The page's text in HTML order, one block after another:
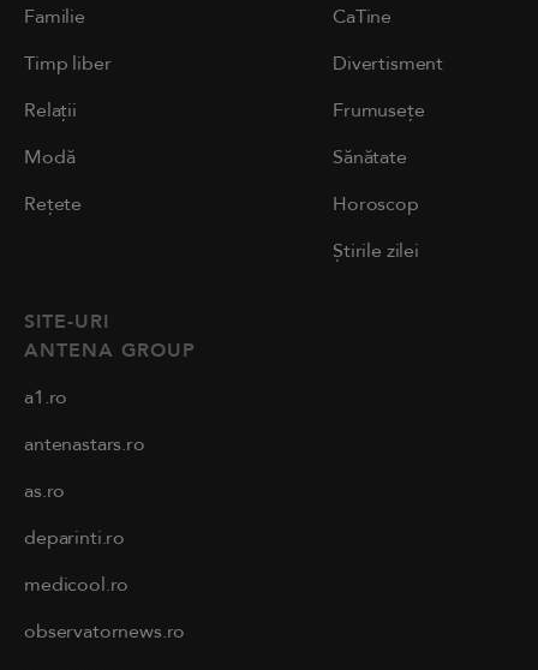
Familie
Timp liber
Relații
Modă
Rețete
CaTine
Divertisment
Frumusețe
Sănătate
Horoscop
Știrile zilei
SITE-URI
ANTENA GROUP
a1.ro
antenastars.ro
as.ro
deparinti.ro
medicool.ro
observatornews.ro